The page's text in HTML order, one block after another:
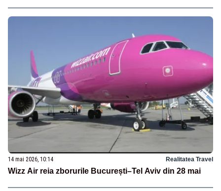
14 mai 2026, 10:14 Realitatea Travel
Wizz Air reia zborurile București–Tel Aviv din 28 mai